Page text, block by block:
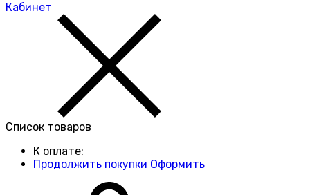
Кабинет
Список товаров
К оплате:
Продолжить покупки Оформить